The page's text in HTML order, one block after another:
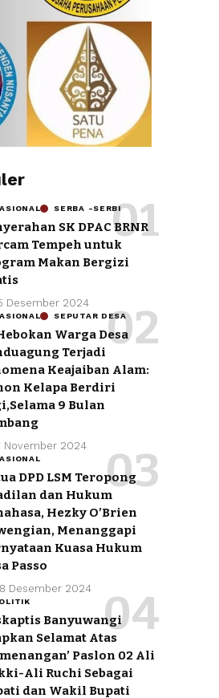
SERBA -SERBI
SK DPAC BRNR
Tempeh untuk
Makan Bergizi
Desember 2024
SEPUTAR DESA
Warga Desa
Terjadi
Keajaiban Alam:
Kelapa Berdiri
9 Bulan
November 2024
DPD LSM Teropong
dan Hukum
Hezky O’Brien
Menanggapi
Kuasa Hukum
Passo
Desember 2024
Banyuwangi
Selamat Atas
Paslon 02 Ali
Ali Ruchi Sebagai
dan Wakil Bupati